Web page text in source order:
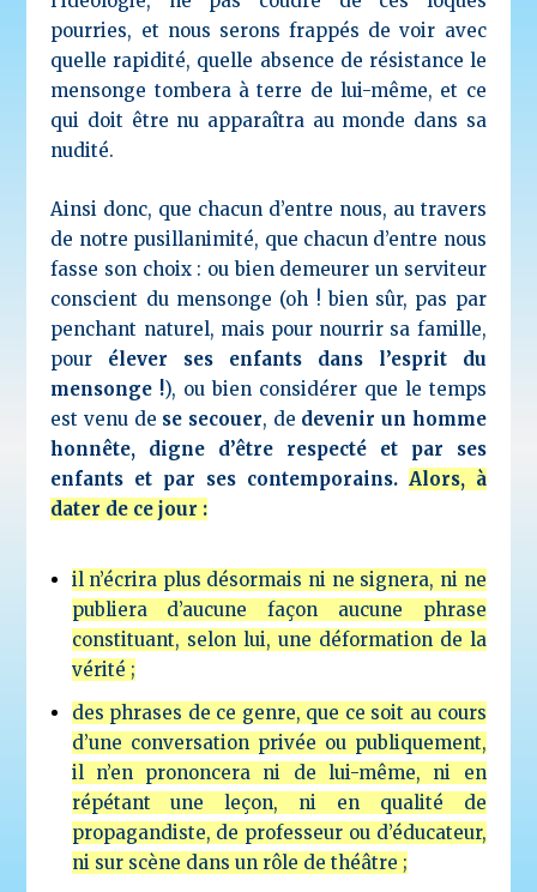
pourries, et nous serons frappés de voir avec
quelle rapidité, quelle absence de résistance le
mensonge tombera à terre de lui-même, et ce
qui doit être nu apparaîtra au monde dans sa
nudité.
Ainsi donc, que chacun d’entre nous, au travers
de notre pusillanimité, que chacun d’entre nous
fasse son choix : ou bien demeurer un serviteur
conscient du mensonge (oh ! bien sûr, pas par
penchant naturel, mais pour nourrir sa famille,
pour élever ses enfants dans l’esprit du
mensonge !), ou bien considérer que le temps
est venu de se secouer, de devenir un homme
honnête, digne d’être respecté et par ses
enfants et par ses contemporains. Alors, à
dater de ce jour :
il n’écrira plus désormais ni ne signera, ni ne
publiera d’aucune façon aucune phrase
constituant, selon lui, une déformation de la
vérité ;
des phrases de ce genre, que ce soit au cours
d’une conversation privée ou publiquement,
il n’en prononcera ni de lui-même, ni en
répétant une leçon, ni en qualité de
propagandiste, de professeur ou d’éducateur,
ni sur scène dans un rôle de théâtre ;